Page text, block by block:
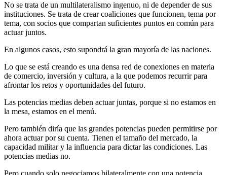
No se trata de un multilateralismo ingenuo, ni de depender de sus
instituciones. Se trata de crear coaliciones que funcionen, tema por
tema, con socios que compartan suficientes puntos en común para
actuar juntos.
En algunos casos, esto supondrá la gran mayoría de las naciones.
Lo que se está creando es una densa red de conexiones en materia
de comercio, inversión y cultura, a la que podemos recurrir para
afrontar los retos y oportunidades del futuro.
Las potencias medias deben actuar juntas, porque si no estamos en
la mesa, estamos en el menú.
Pero también diría que las grandes potencias pueden permitirse por
ahora actuar por su cuenta. Tienen el tamaño del mercado, la
capacidad militar y la influencia para dictar las condiciones. Las
potencias medias no.